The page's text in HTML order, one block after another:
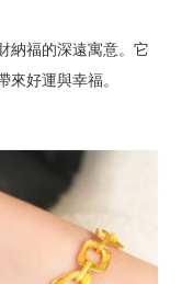
納福的深遠寓意。它
好運與幸福。